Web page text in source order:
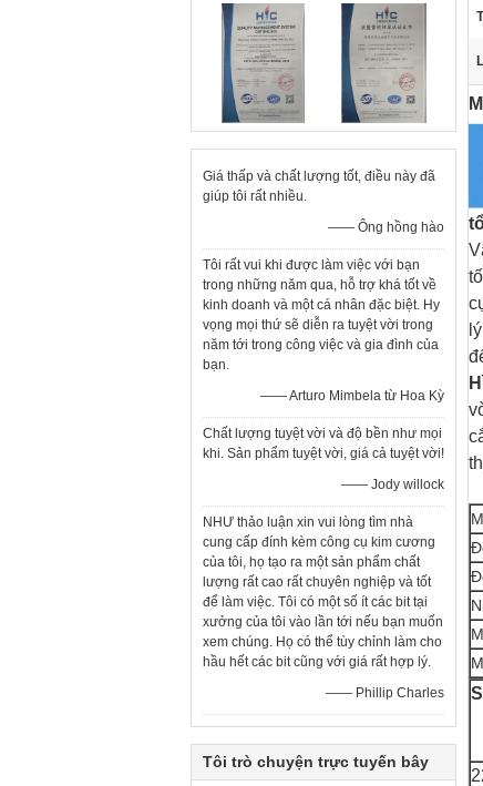
Giá thấp và chất lượng tốt, điều này đã
giúp tôi rất nhiều.
—— Ông hồng hào
Tôi rất vui khi được làm việc với bạn
trong những năm qua, hỗ trợ khá tốt về
kinh doanh và một cá nhân đặc biệt. Hy
vọng mọi thứ sẽ diễn ra tuyệt vời trong
năm tới trong công việc và gia đình của
bạn.
—— Arturo Mimbela từ Hoa Kỳ
Chất lượng tuyệt vời và độ bền như mọi
khi. Sản phẩm tuyệt vời, giá cả tuyệt vời!
—— Jody willock
NHƯ thảo luận xin vui lòng tìm nhà
cung cấp đính kèm công cụ kim cương
của tôi, họ tạo ra một sản phẩm chất
lượng rất cao rất chuyên nghiệp và tốt
để làm việc. Tôi có một số ít các bit tại
xưởng của tôi vào lần tới nếu bạn muốn
xem chúng. Họ có thể tùy chỉnh làm cho
hầu hết các bit cũng với giá rất hợp lý.
—— Phillip Charles
Tôi trò chuyện trực tuyến bây